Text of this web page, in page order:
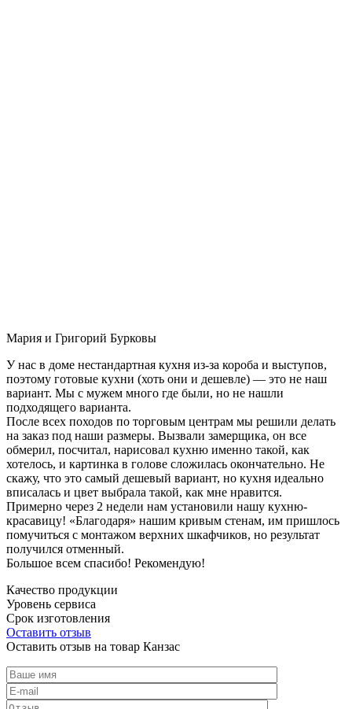
Мария и Григорий Бурковы
У нас в доме нестандартная кухня из-за короба и выступов,
поэтому готовые кухни (хоть они и дешевле) — это не наш
вариант. Мы с мужем много где были, но не нашли
подходящего варианта.
После всех походов по торговым центрам мы решили делать
на заказ под наши размеры. Вызвали замерщика, он все
обмерил, посчитал, нарисовал кухню именно такой, как
хотелось, и картинка в голове сложилась окончательно. Не
скажу, что это самый дешевый вариант, но кухня идеально
вписалась и цвет выбрала такой, как мне нравится.
Примерно через 2 недели нам установили нашу кухню-
красавицу! «Благодаря» нашим кривым стенам, им пришлось
помучиться с монтажом верхних шкафчиков, но результат
получился отменный.
Большое всем спасибо! Рекомендую!
Качество продукции
Уровень сервиса
Срок изготовления
Оставить отзыв
Оставить отзыв на товар Канзас